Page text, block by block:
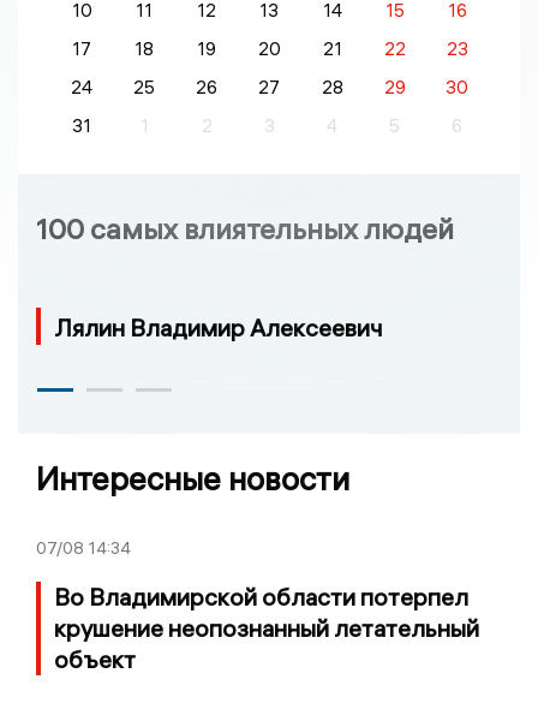
10 11 12 13 14 15
16
17
18 19 20 21 22
23
24
25 26 27 28 29
30
31
1 2 3 4 5 6
100 самых влиятельных людей
Лялин Владимир Алексеевич
Интересные новости
07/08 14:34
Во Владимирской области потерпел
крушение неопознанный летательный
объект